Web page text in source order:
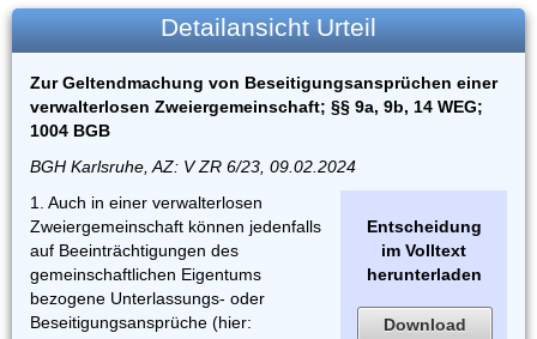
Detailansicht Urteil
Zur Geltendmachung von Beseitigungsansprüchen einer
verwalterlosen Zweiergemeinschaft; §§ 9a, 9b, 14 WEG;
1004 BGB
BGH Karlsruhe, AZ: V ZR 6/23, 09.02.2024
Entscheidung
im Volltext
herunterladen
Download
1. Auch in einer verwalterlosen
Zweiergemeinschaft können jedenfalls
auf Beeinträchtigungen des
gemeinschaftlichen Eigentums
bezogene Unterlassungs- oder
Beseitigungsansprüche (hier: